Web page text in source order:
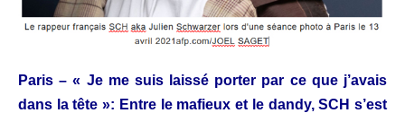
Paris – « Je me suis laissé porter par ce que j’avais
dans la tête »: Entre le mafieux et le dandy, SCH s’est